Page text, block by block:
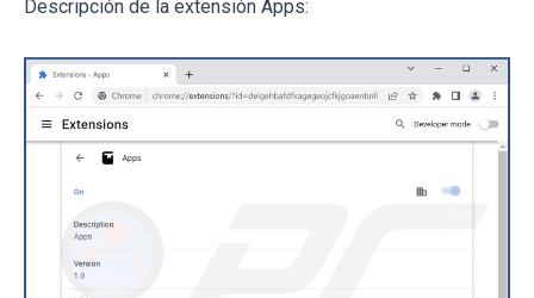
Descripción de la extensión Apps: